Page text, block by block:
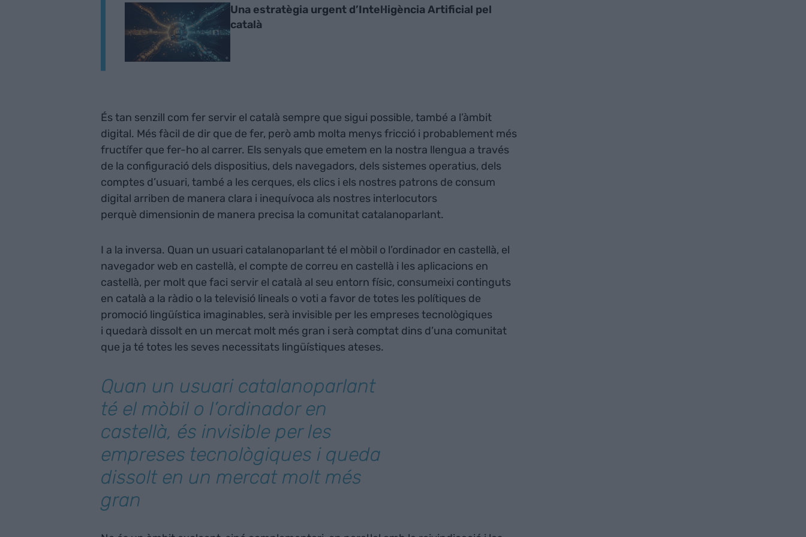
Una estratègia urgent d’Intel·ligència Artificial pel
català
És tan senzill com fer servir el català sempre que sigui possible, també a l’àmbit
digital. Més fàcil de dir que de fer, però amb molta menys fricció i probablement més
fructífer que fer-ho al carrer. Els senyals que emetem en la nostra llengua a través
de la configuració dels dispositius, dels navegadors, dels sistemes operatius, dels
comptes d’usuari, també a les cerques, els clics i els nostres patrons de consum
digital arriben de manera clara i inequívoca als nostres interlocutors
perquè dimensionin de manera precisa la comunitat catalanoparlant.
I a la inversa. Quan un usuari catalanoparlant té el mòbil o l’ordinador en castellà, el
navegador web en castellà, el compte de correu en castellà i les aplicacions en
castellà, per molt que faci servir el català al seu entorn físic, consumeixi continguts
en català a la ràdio o la televisió lineals o voti a favor de totes les polítiques de
promoció lingüística imaginables, serà invisible per les empreses tecnològiques
i quedarà dissolt en un mercat molt més gran i serà comptat dins d’una comunitat
que ja té totes les seves necessitats lingüístiques ateses.
Quan un usuari catalanoparlant
té el mòbil o l’ordinador en
castellà, és invisible per les
empreses tecnològiques i queda
dissolt en un mercat molt més
gran